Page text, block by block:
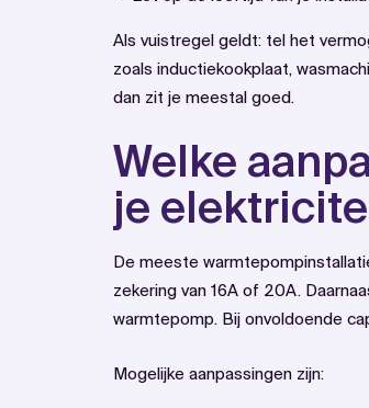
Als vuistregel geldt: tel het
zoals inductiekookplaat,
dan zit je meestal goed.
Welke
je
De meeste
zekering van 16A of 20A.
warmtepomp. Bij onvoldoende
Mogelijke aanpassingen zijn: